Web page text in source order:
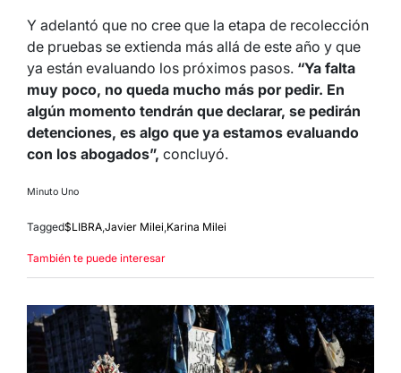
Y adelantó que no cree que la etapa de recolección
de pruebas se extienda más allá de este año y que
ya están evaluando los próximos pasos. “Ya falta
muy poco, no queda mucho más por pedir. En
algún momento tendrán que declarar, se pedirán
detenciones, es algo que ya estamos evaluando
con los abogados”, concluyó.
Minuto Uno
Tagged$LIBRA,Javier Milei,Karina Milei
También te puede interesar